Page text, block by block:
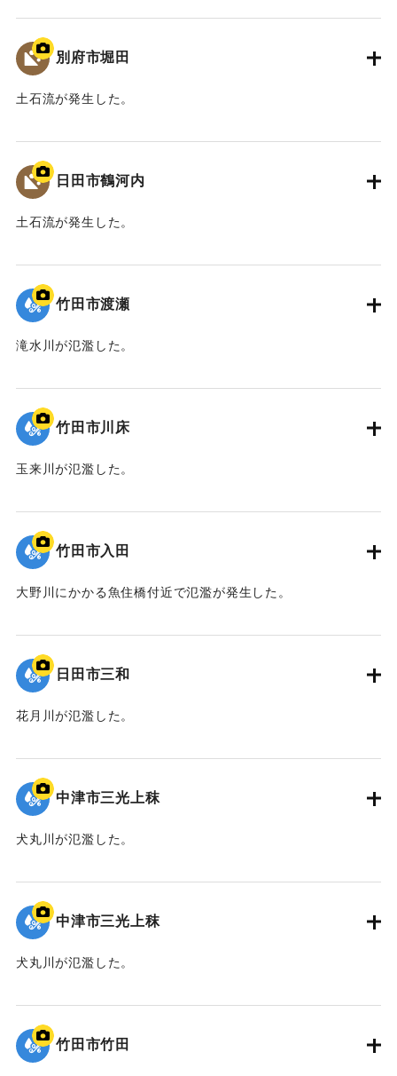
平成30年11月 国土交通省山国川河川事務所
中津市
【出典：碑文】
｜固有コード:09922073
｜固有コード:09922063
別府市堀田
土石流が発生した。
｜固有コード:09922062
日田市鶴河内
土石流が発生した。
｜固有コード:09922061
竹田市渡瀬
滝水川が氾濫した。
｜固有コード:09922060
竹田市川床
玉来川が氾濫した。
｜固有コード:09922059
竹田市入田
大野川にかかる魚住橋付近で氾濫が発生した。
｜固有コード:09922058
日田市三和
花月川が氾濫した。
｜固有コード:09922057
中津市三光上秣
犬丸川が氾濫した。
｜固有コード:09922056
中津市三光上秣
犬丸川が氾濫した。
｜固有コード:09922055
竹田市竹田